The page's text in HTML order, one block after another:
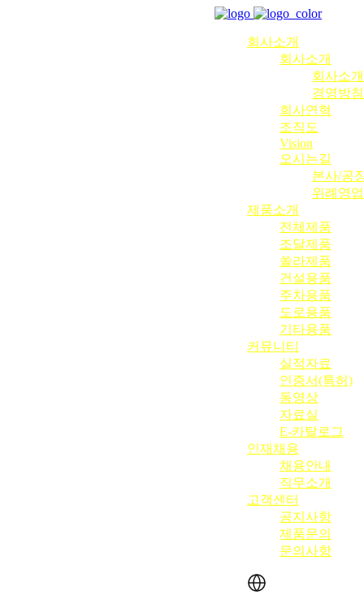
회사소개
회사소개
회사소개
경영방침
회사연혁
조직도
Vision
오시는길
본사/공
위례영
제품소개
전체제품
조달제품
쏠라제품
건설용품
주차용품
도로용품
기타용품
커뮤니티
실적자료
인증서(특허)
동영상
자료실
E-카탈로그
인재채용
채용안내
직무소개
고객센터
공지사항
제품문의
문의사항